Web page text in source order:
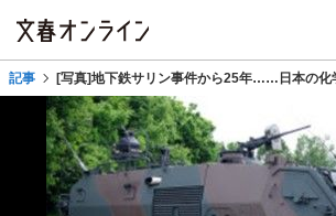
記事 [写真]地下鉄サリン事件から25年……日本の化